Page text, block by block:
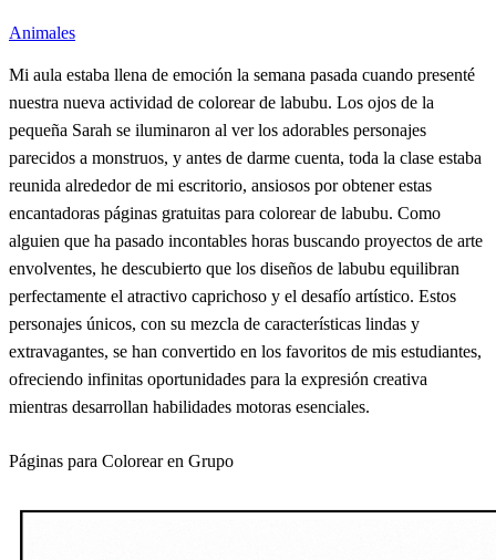
Animales
Mi aula estaba llena de emoción la semana pasada cuando presenté
nuestra nueva actividad de colorear de labubu. Los ojos de la
pequeña Sarah se iluminaron al ver los adorables personajes
parecidos a monstruos, y antes de darme cuenta, toda la clase estaba
reunida alrededor de mi escritorio, ansiosos por obtener estas
encantadoras páginas gratuitas para colorear de labubu. Como
alguien que ha pasado incontables horas buscando proyectos de arte
envolventes, he descubierto que los diseños de labubu equilibran
perfectamente el atractivo caprichoso y el desafío artístico. Estos
personajes únicos, con su mezcla de características lindas y
extravagantes, se han convertido en los favoritos de mis estudiantes,
ofreciendo infinitas oportunidades para la expresión creativa
mientras desarrollan habilidades motoras esenciales.
Páginas para Colorear en Grupo